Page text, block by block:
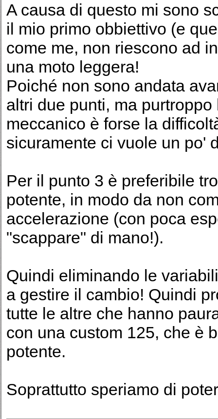
A causa di questo mi sono
il mio primo obbiettivo (e
come me, non riescono ad
una moto leggera!
Poiché non sono andata
altri due punti, ma
meccanico è forse la
sicuramente ci vuole un po'
Per il punto 3 è preferibile
potente, in modo da non
accelerazione (con poca
"scappare" di mano!).
Quindi eliminando le
a gestire il cambio! Quindi
tutte le altre che hanno
con una custom 125, che è
potente.
Soprattutto speriamo di